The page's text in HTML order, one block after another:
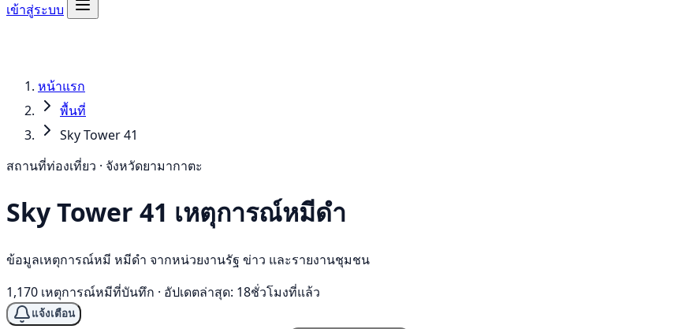
เข้าสู่ระบบ
หน้าแรก
พื้นที่
Sky Tower 41
สถานที่ท่องเที่ยว · จังหวัดยามากาตะ
Sky Tower 41 เหตุการณ์หมีดำ
ข้อมูลเหตุการณ์หมี หมีดำ จากหน่วยงานรัฐ ข่าว และรายงานชุมชน
1,170 เหตุการณ์หมีที่บันทึก · อัปเดตล่าสุด: 18ชั่วโมงที่แล้ว
แจ้งเตือน